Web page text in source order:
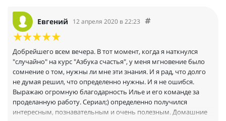
Евгений 12 апреля 2020 в 22:23
Добрейшего всем вечера. В тот момент, когда я наткнулся
"случайно" на курс "Азбука счастья", у меня мгновение было
сомнение о том, нужны ли мне эти знания. И я рад, что долго
не думая решил, что определенно нужны. И я не ошибся.
Выражаю огромную благодарность Илье и его команде за
проделанную работу. Сериал;) определенно получился
интересным, познавательным и очень полезным. Домашние